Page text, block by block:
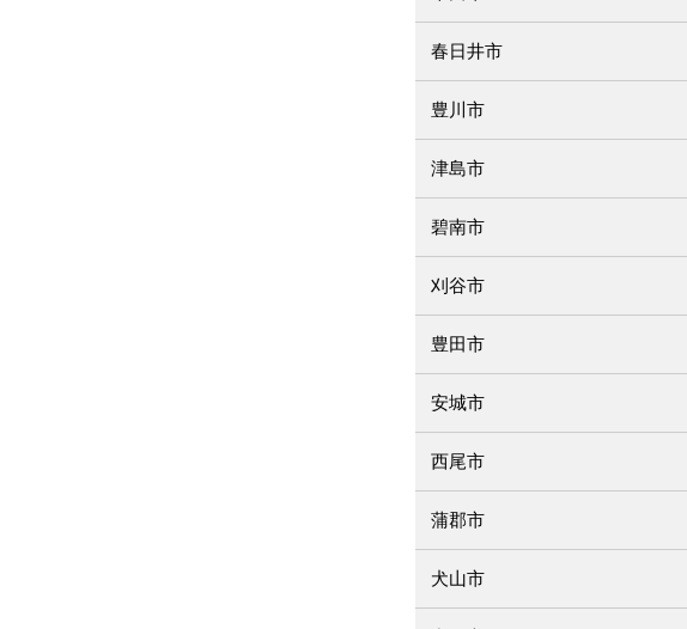
春日井市
豊川市
津島市
碧南市
刈谷市
豊田市
安城市
西尾市
蒲郡市
犬山市